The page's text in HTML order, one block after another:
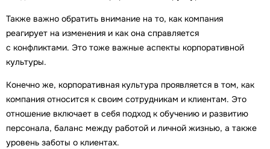
Также важно обратить внимание на то, как компания
реагирует на изменения и как она справляется
с конфликтами. Это тоже важные аспекты корпоративной
культуры.
Конечно же, корпоративная культура проявляется в том, как
компания относится к своим сотрудникам и клиентам. Это
отношение включает в себя подход к обучению и развитию
персонала, баланс между работой и личной жизнью, а также
уровень заботы о клиентах.